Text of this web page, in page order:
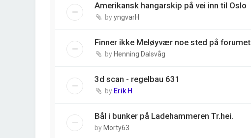
Amerikansk hangarskip på vei inn til Oslo
byyngvarH
Finner ikke Meløyvær noe sted på forumet
by Henning Dalsvåg
3d scan - regelbau 631
by Erik H
Bål i bunker på Ladehammeren Tr.hei.
by Morty63